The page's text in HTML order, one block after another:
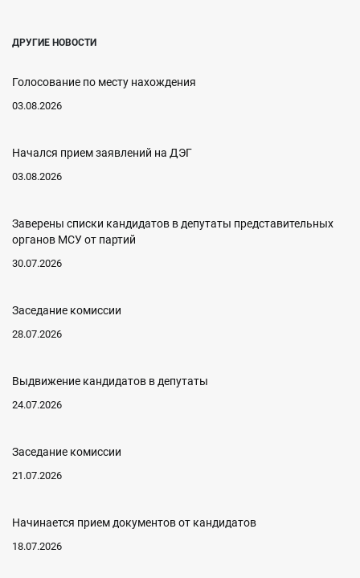
ДРУГИЕ НОВОСТИ
Голосование по месту нахождения
03.08.2026
Начался прием заявлений на ДЭГ
03.08.2026
Заверены списки кандидатов в депутаты представительных
органов МСУ от партий
30.07.2026
Заседание комиссии
28.07.2026
Выдвижение кандидатов в депутаты
24.07.2026
Заседание комиссии
21.07.2026
Начинается прием документов от кандидатов
18.07.2026